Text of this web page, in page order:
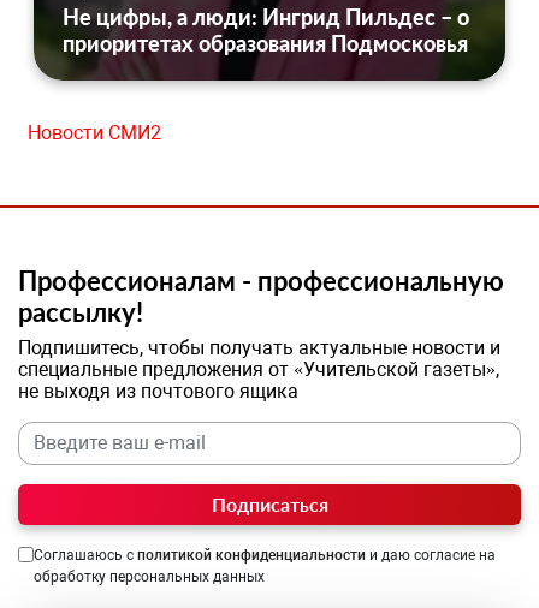
Не цифры, а люди: Ингрид Пильдес – о
приоритетах образования Подмосковья
Новости СМИ2
Профессионалам - профессиональную
рассылку!
Подпишитесь, чтобы получать актуальные новости и
специальные предложения от «Учительской газеты»,
не выходя из почтового ящика
Подписаться
Соглашаюсь с политикой конфиденциальности и даю согласие на
обработку персональных данных